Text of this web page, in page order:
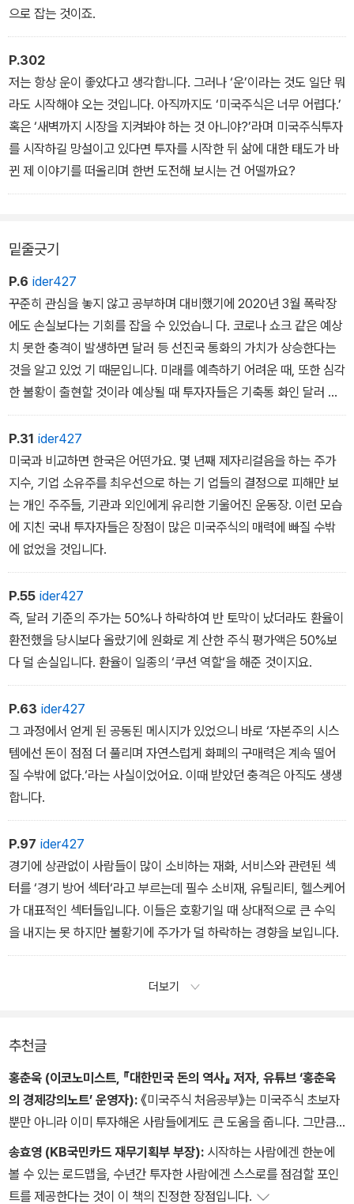
으로 잡는 것이죠.
P.302
저는 항상 운이 좋았다고 생각합니다. 그러나 ‘운’이라는 것도 일단 뭐
라도 시작해야 오는 것입니다. 아직까지도 ‘미국주식은 너무 어렵다.’
혹은 ‘새벽까지 시장을 지켜봐야 하는 것 아니야?’라며 미국주식투자
를 시작하길 망설이고 있다면 투자를 시작한 뒤 삶에 대한 태도가 바
뀐 제 이야기를 떠올리며 한번 도전해 보시는 건 어떨까요?
밑줄긋기
P.6 ider427
꾸준히 관심을 놓지 않고 공부하며 대비했기에 2020년 3월 폭락장
에도 손실보다는 기회를 잡을 수 있었습니 다. 코로나 쇼크 같은 예상
치 못한 충격이 발생하면 달러 등 선진국 통화의 가치가 상승한다는
것을 알고 있었 기 때문입니다. 미래를 예측하기 어려운 때, 또한 심각
한 불황이 출현할 것이라 예상될 때 투자자들은 기축통 화인 달러 혹
은 안전자산으로 간주되는 스위스프랑이나 일본엔화 투자를 늘립니
다.
P.31 ider427
미국과 비교하면 한국은 어떤가요. 몇 년째 제자리걸음을 하는 주가
지수, 기업 소유주를 최우선으로 하는 기 업들의 결정으로 피해만 보
는 개인 주주들, 기관과 외인에게 유리한 기울어진 운동장. 이런 모습
에 지친 국내 투자자들은 장점이 많은 미국주식의 매력에 빠질 수밖
에 없었을 것입니다.
P.55 ider427
즉, 달러 기준의 주가는 50%나 하락하여 반 토막이 났더라도 환율이
환전했을 당시보다 올랐기에 원화로 계 산한 주식 평가액은 50%보
다 덜 손실입니다. 환율이 일종의 ‘쿠션 역할‘을 해준 것이지요.
P.63 ider427
그 과정에서 얻게 된 공동된 메시지가 있었으니 바로 ‘자본주의 시스
템에선 돈이 점점 더 풀리며 자연스럽게 화폐의 구매력은 계속 떨어
질 수밖에 없다.‘라는 사실이었어요. 이때 받았던 충격은 아직도 생생
합니다.
P.97 ider427
경기에 상관없이 사람들이 많이 소비하는 재화, 서비스와 관련된 섹
터를 ‘경기 방어 섹터‘라고 부르는데 필수 소비재, 유틸리티, 헬스케어
가 대표적인 섹터들입니다. 이들은 호황기일 때 상대적으로 큰 수익
을 내지는 못 하지만 불황기에 주가가 덜 하락하는 경향을 보입니다.
더보기
추천글
홍춘욱 (이코노미스트, 『대한민국 돈의 역사』 저자, 유튜브 ‘홍춘욱
의 경제강의노트’ 운영자): 《미국주식 처음공부》는 미국주식 초보자
뿐만 아니라 이미 투자해온 사람들에게도 큰 도움을 줍니다. 그만큼
방대하면서도 쉬운 정보를 담고 있기 때문입니다.
송효영 (KB국민카드 재무기획부 부장): 시작하는 사람에겐 한눈에
볼 수 있는 로드맵을, 수년간 투자한 사람에겐 스스로를 점검할 포인
트를 제공한다는 것이 이 책의 진정한 장점입니다.